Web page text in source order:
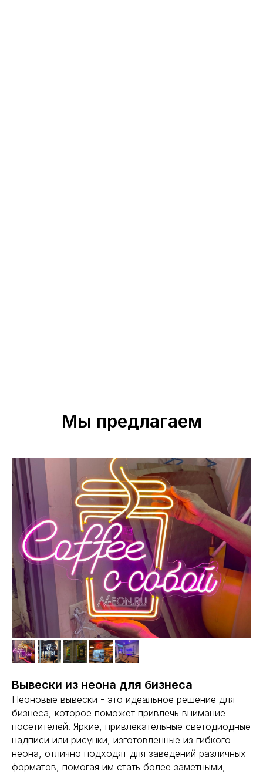
Мы предлагаем
Вывески из неона для бизнеса
Неоновые вывески - это идеальное решение для
бизнеса, которое поможет привлечь внимание
посетителей. Яркие, привлекательные светодиодные
надписи или рисунки, изготовленные из гибкого
неона, отлично подходят для заведений различных
форматов, помогая им стать более заметными,